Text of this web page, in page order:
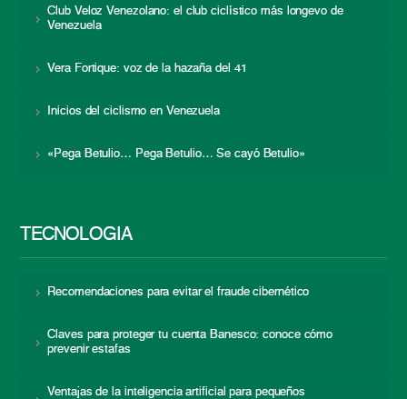
Club Veloz Venezolano: el club ciclístico más longevo de
Venezuela
Vera Fortique: voz de la hazaña del 41
Inicios del ciclismo en Venezuela
«Pega Betulio… Pega Betulio… Se cayó Betulio»
TECNOLOGÍA
Recomendaciones para evitar el fraude cibernético
Claves para proteger tu cuenta Banesco: conoce cómo
prevenir estafas
Ventajas de la inteligencia artificial para pequeños